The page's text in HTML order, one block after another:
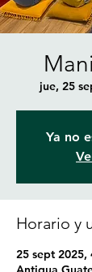
jue, 25
Ya no
Horario y
25 sept 2025,